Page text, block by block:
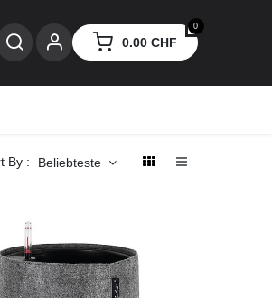
0
0.00CHF
By : Beliebteste